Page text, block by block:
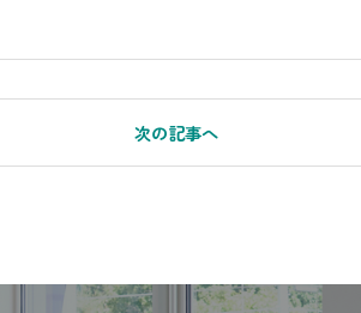
次の記事へ